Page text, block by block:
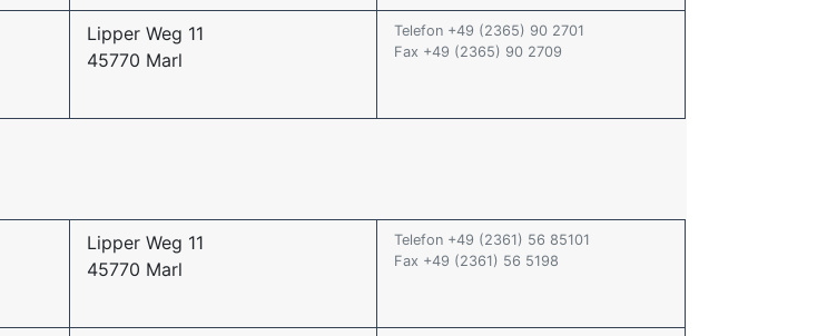
Lipper Weg 11
45770 Marl
Telefon +49 (2365) 90 2701
Fax +49 (2365) 90 2709
Lipper Weg 11
45770 Marl
Telefon +49 (2361) 56 85101
Fax +49 (2361) 56 5198